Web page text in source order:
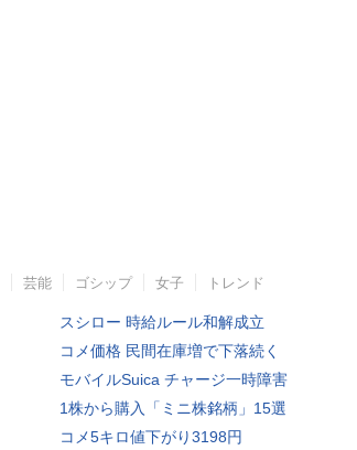
芸能 ゴシップ 女子 トレンド
スシロー 時給ルール和解成立
コメ価格 民間在庫増で下落続く
モバイルSuica チャージ一時障害
1株から購入「ミニ株銘柄」15選
コメ5キロ値下がり3198円